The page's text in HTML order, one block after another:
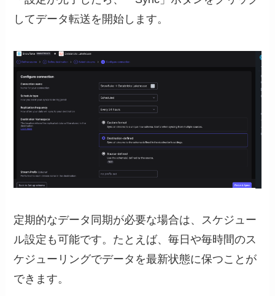
してデータ転送を開始します。
定期的なデータ同期が必要な場合は、スケジュー
ル設定も可能です。たとえば、毎日や毎時間のス
ケジューリングでデータを最新状態に保つことが
できます。